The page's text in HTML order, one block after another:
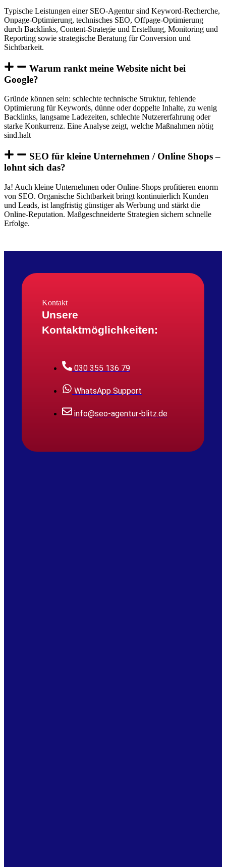
Typische Leistungen einer SEO-Agentur sind Keyword-Recherche,
Onpage-Optimierung, technisches SEO, Offpage-Optimierung
durch Backlinks, Content-Strategie und Erstellung, Monitoring und
Reporting sowie strategische Beratung für Conversion und
Sichtbarkeit.
Warum rankt meine Website nicht bei
Google?
Gründe können sein: schlechte technische Struktur, fehlende
Optimierung für Keywords, dünne oder doppelte Inhalte, zu wenig
Backlinks, langsame Ladezeiten, schlechte Nutzererfahrung oder
starke Konkurrenz. Eine Analyse zeigt, welche Maßnahmen nötig
sind.halt
SEO für kleine Unternehmen / Online Shops –
lohnt sich das?
Ja! Auch kleine Unternehmen oder Online-Shops profitieren enorm
von SEO. Organische Sichtbarkeit bringt kontinuierlich Kunden
und Leads, ist langfristig günstiger als Werbung und stärkt die
Online-Reputation. Maßgeschneiderte Strategien sichern schnelle
Erfolge.
Kontakt
Unsere
Kontaktmöglichkeiten:
030 355 136 79
WhatsApp Support
info@seo-agentur-blitz.de